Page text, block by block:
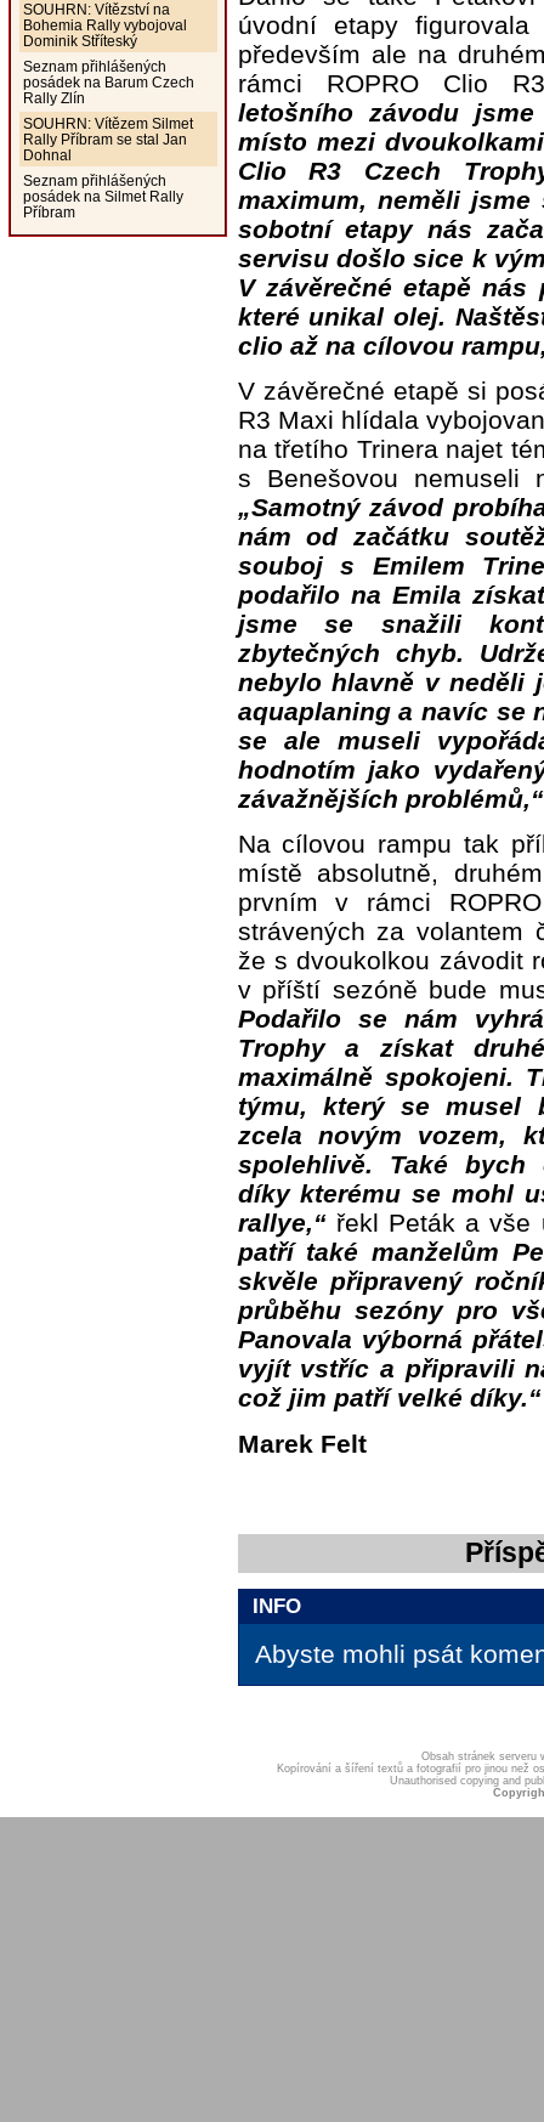
SOUHRN: Vítězství na
Bohemia Rally vybojoval
Dominik Stříteský
Seznam přihlášených
posádek na Barum Czech
Rally Zlín
SOUHRN: Vítězem Silmet
Rally Příbram se stal Jan
Dohnal
Seznam přihlášených
posádek na Silmet Rally
Příbram
úvodní etapy
především ale na
rámci ROPRO Clio
letošního závodu
místo mezi
Clio R3 Czech
maximum, neměli
sobotní etapy nás
servisu došlo sice k
V závěrečné etapě
které unikal olej.
clio až na cílovou
V závěrečné etapě si
R3 Maxi hlídala
na třetího Trinera najet
s Benešovou nemuseli
„Samotný závod
nám od začátku
souboj s Emilem
podařilo na Emila
jsme se snažili
zbytečných chyb.
nebylo hlavně v neděli
aquaplaning a navíc se
se ale museli
hodnotím jako
závažnějších problémů,“
Na cílovou rampu tak
místě absolutně,
prvním v rámci
strávených za volantem
že s dvoukolkou závodit
v příští sezóně bude
Podařilo se nám
Trophy a získat
maximálně spokojeni.
týmu, který se musel
zcela novým vozem,
spolehlivě. Také bych
díky kterému se mohl
rallye,“řekl Peták a vše
patří také manželům
skvěle připravený
průběhu sezóny pro
Panovala výborná
vyjít vstříc a připravili
což jim patří velké díky.“
Marek Felt
INFO
Abyste mohli psát
Obsah stránek serveru
Kopírování a šíření textů a fotografií pro jinou než
Unauthorised copying and